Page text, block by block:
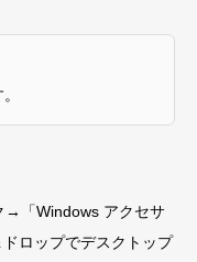
→「Windows アクセサ
ロップでデスクトップ